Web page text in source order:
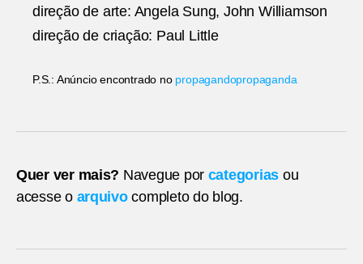
direção de arte: Angela Sung, John Williamson
direção de criação: Paul Little
P.S.: Anúncio encontrado no propagandopropaganda
Quer ver mais? Navegue por categorias ou
acesse o arquivocompleto do blog.